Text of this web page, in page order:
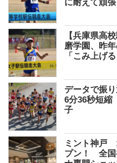
に耐えて頑張
【兵庫県高
磨学園、昨
「こみ上げ
データで振
6分36秒短
子
ミント神戸
プン！ 全国